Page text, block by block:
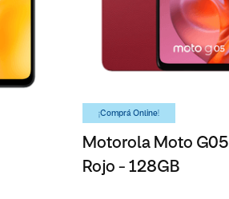
¡Comprá Online!
Motorola Moto G05
Rojo - 128GB